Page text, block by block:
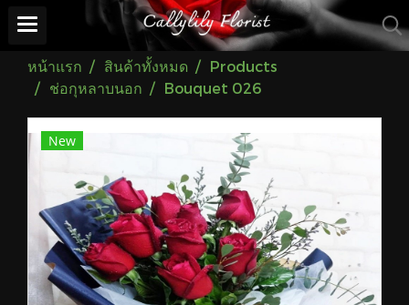
หน้าแรก สินค้าทั้งหมด
Products
ช่อกุหลาบนอก
Bouquet 026
New